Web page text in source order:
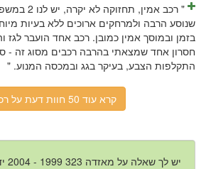
" רכב אמין,
שנוסע הרבה ולמרחקים ארוכים ללא בעיות
בזמן ובמוסך אמין כמובן. רכב אחד הועבר לגז
חסרון אחד שמצאתי בהרבה רכבים מסוג זה -
התקלפות הצבע, בעיקר בגג ובמכסה המנוע. "
קרא עוד 50 חוות דעת על רכב זה.
יש לך שאלה על מאזדה 323 1999 - 2004 יד שנייה?